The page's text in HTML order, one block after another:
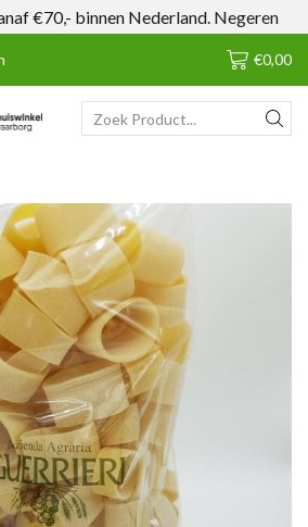
€70,- binnen Nederland. Negeren
€0,00
SEARCH